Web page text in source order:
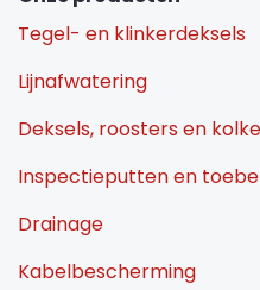
Tegel- en klinkerdeksels
Lijnafwatering
Deksels, roosters en
Inspectieputten en
Drainage
Kabelbescherming